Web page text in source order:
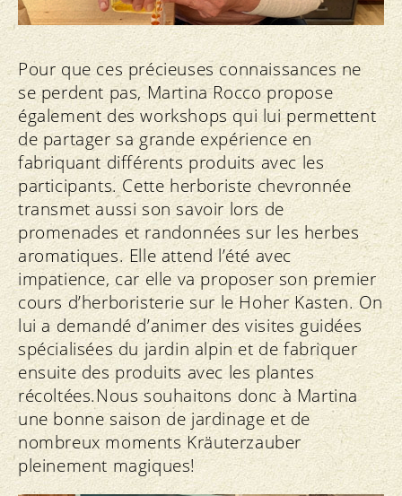
Pour que ces précieuses connaissances ne
se perdent pas, Martina Rocco propose
également des workshops qui lui permettent
de partager sa grande expérience en
fabriquant différents produits avec les
participants. Cette herboriste chevronnée
transmet aussi son savoir lors de
promenades et randonnées sur les herbes
aromatiques. Elle attend l’été avec
impatience, car elle va proposer son premier
cours d’herboristerie sur le Hoher Kasten. On
lui a demandé d’animer des visites guidées
spécialisées du jardin alpin et de fabriquer
ensuite des produits avec les plantes
récoltées.Nous souhaitons donc à Martina
une bonne saison de jardinage et de
nombreux moments Kräuterzauber
pleinement magiques!